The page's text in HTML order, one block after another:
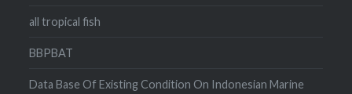
all tropical fish
BBPBAT
Data Base Of Existing Condition On Indonesian Marine